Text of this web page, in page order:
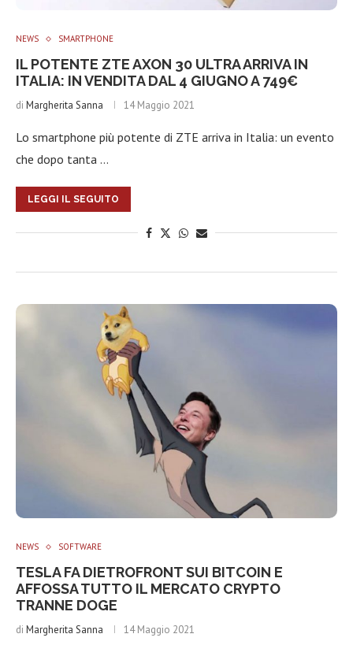
NEWS SMARTPHONE
IL POTENTE ZTE AXON 30 ULTRA ARRIVA IN
ITALIA: IN VENDITA DAL 4 GIUGNO A 749€
di Margherita Sanna 14 Maggio 2021
Lo smartphone più potente di ZTE arriva in Italia: un evento
che dopo tanta …
LEGGI IL SEGUITO
NEWS SOFTWARE
TESLA FA DIETROFRONT SUI BITCOIN E
AFFOSSA TUTTO IL MERCATO CRYPTO
TRANNE DOGE
di Margherita Sanna 14 Maggio 2021